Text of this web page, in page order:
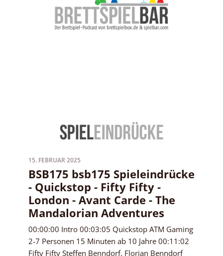
15. FEBRUAR 2025
BSB175 bsb175 Spieleindrücke
- Quickstop - Fifty Fifty -
London - Avant Carde - The
Mandalorian Adventures
00:00:00 Intro 00:03:05 Quickstop ATM Gaming
2-7 Personen 15 Minuten ab 10 Jahre 00:11:02
Fifty Fifty Steffen Benndorf, Florian Benndorf